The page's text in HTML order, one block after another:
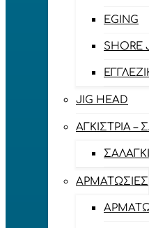
EGING
SHORE
JIG HEAD
ΑΓΚΊΣΤΡΙΑ –
ΑΡΜΑΤΩΣΙΈΣ